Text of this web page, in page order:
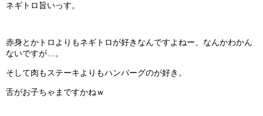
ネギトロ旨いっす。
赤身とかトロよりもネギトロが好きなんですよねー、なんかわかん
ないですが…。
そして肉もステーキよりもハンバーグのが好き。
舌がお子ちゃまですかねｗ